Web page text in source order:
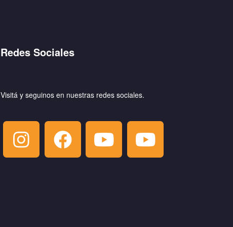
Redes Sociales
Visitá y seguinos en nuestras redes sociales.